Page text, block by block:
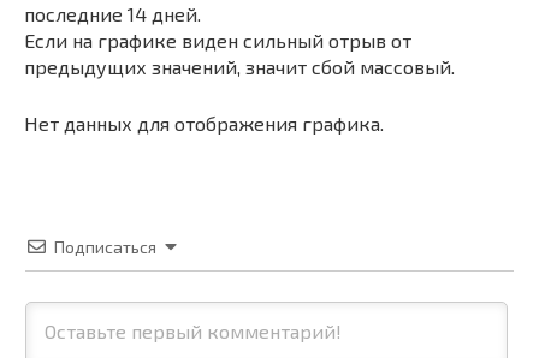
последние 14 дней.
Если на графике виден сильный отрыв от
предыдущих значений, значит сбой массовый.
Нет данных для отображения графика.
Подписаться